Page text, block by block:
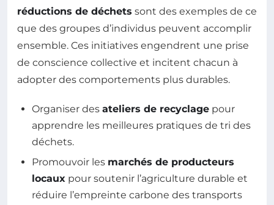
réductions de déchets sont des exemples de ce
que des groupes d’individus peuvent accomplir
ensemble. Ces initiatives engendrent une prise
de conscience collective et incitent chacun à
adopter des comportements plus durables.
Organiser des ateliers de recyclage pour
apprendre les meilleures pratiques de tri des
déchets.
Promouvoir les marchés de producteurs
locaux pour soutenir l’agriculture durable et
réduire l’empreinte carbone des transports